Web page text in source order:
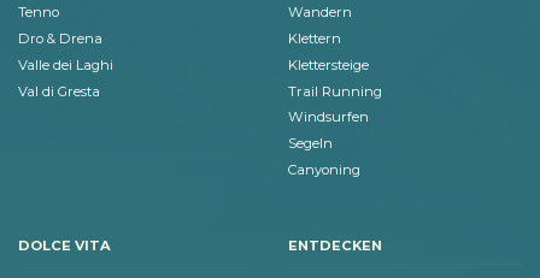
Tenno
Dro & Drena
Valle dei Laghi
Val di Gresta
Wandern
Klettern
Klettersteige
Trail Running
Windsurfen
Segeln
Canyoning
DOLCE VITA ENTDECKEN